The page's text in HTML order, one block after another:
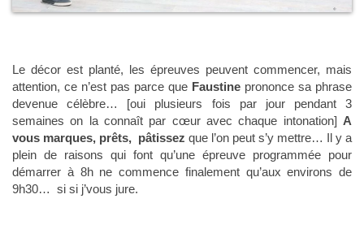
Le décor est planté, les épreuves peuvent commencer, mais
attention, ce n’est pas parce que Faustine prononce sa phrase
devenue célèbre… [oui plusieurs fois par jour pendant 3
semaines on la connaît par cœur avec chaque intonation] A
vous marques, prêts, pâtissez que l’on peut s’y mettre… Il y a
plein de raisons qui font qu’une épreuve programmée pour
démarrer à 8h ne commence finalement qu’aux environs de
9h30… si si j’vous jure.